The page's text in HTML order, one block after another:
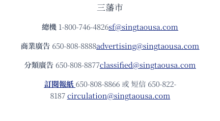
三藩市
總機 1-800-746-4826sf@singtaousa.com
商業廣告 650-808-8888advertising@singtaousa.com
分類廣告 650-808-8877classified@singtaousa.com
訂閱報紙 650-808-8866 或 短信 650-822-
8187circulation@singtaousa.com